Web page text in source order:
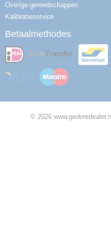
Overige-gereedschappen
Kalibratieservice
Betaalmethodes
© 2026